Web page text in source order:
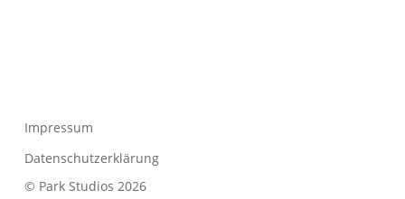
Impressum
Datenschutzerklärung
© Park Studios 2026